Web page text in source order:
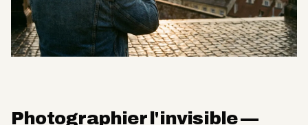
Photographier l'invisible —